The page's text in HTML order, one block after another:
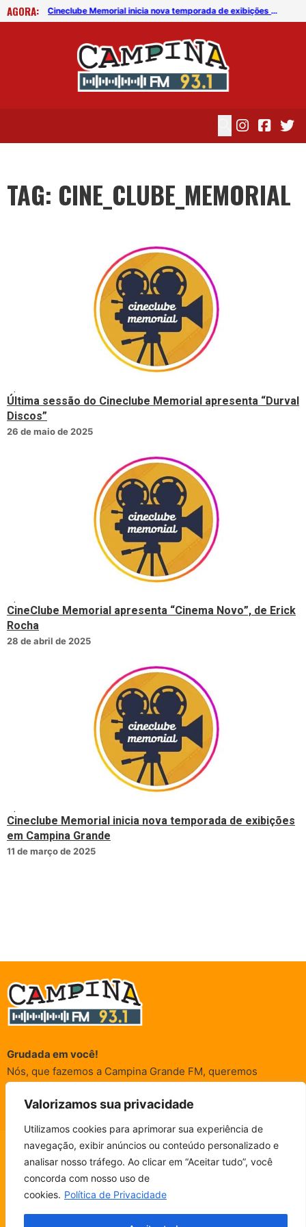
Valorizamos sua privacidade
Utilizamos cookies para aprimorar sua experiência de
navegação, exibir anúncios ou conteúdo personalizado e
analisar nosso tráfego. Ao clicar em “Aceitar tudo”, você
concorda com nosso uso de
cookies. Política de Privacidade
AGORA:
CineClube Memorial apresenta “Cinema Novo”, de Erick Rocha Cineclube Memorial inicia nova temporada de exibições em Campina Grande
CAMPINA FM - AO VIVO
ESCUTE SEM PARAR!
TAG: CINE_CLUBE_MEMORIAL
Última sessão do Cineclube Memorial apresenta “Durval
Discos”
26 de maio de 2025
CineClube Memorial apresenta “Cinema Novo”, de Erick
Rocha
28 de abril de 2025
Cineclube Memorial inicia nova temporada de exibições
em Campina Grande
11 de março de 2025
Grudada em você!
Nós, que fazemos a Campina Grande FM, queremos
acompanham sempre. É para vocês que a Rádio existe e por
vocês que as informações (informativas, de entretenimento,
promocionais e de conscientização) são realizadas.
© Campina FM 1978 – 2026. Termos de Uso
rox PublicidadeFala, ouvinte!